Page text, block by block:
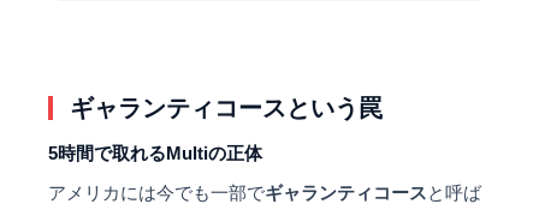
ギャランティコースという罠
5時間で取れるMultiの正体
アメリカには今でも一部でギャランティコースと呼ば